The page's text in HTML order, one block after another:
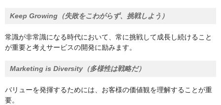
Keep Growing（失敗をこわがらず、挑戦しよう）
常識が非常識になる時代において、常に挑戦して成長し続けること
が重要と考えサービスの開発に励みます。
Marketing is Diversity（多様性は戦略だ）
バリューを発揮するためには、お客様の価値観を理解することが重
要。